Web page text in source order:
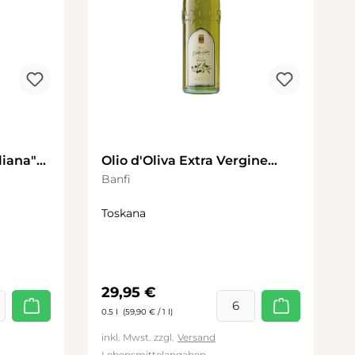
Olio d'Oliva Extra Vergine
Olivenöl
Banfi
Toskana
Regulärer Preis:
29,95 €
0.5 l (59,90 € / 1 l)
inkl. Mwst. zzgl. Versand